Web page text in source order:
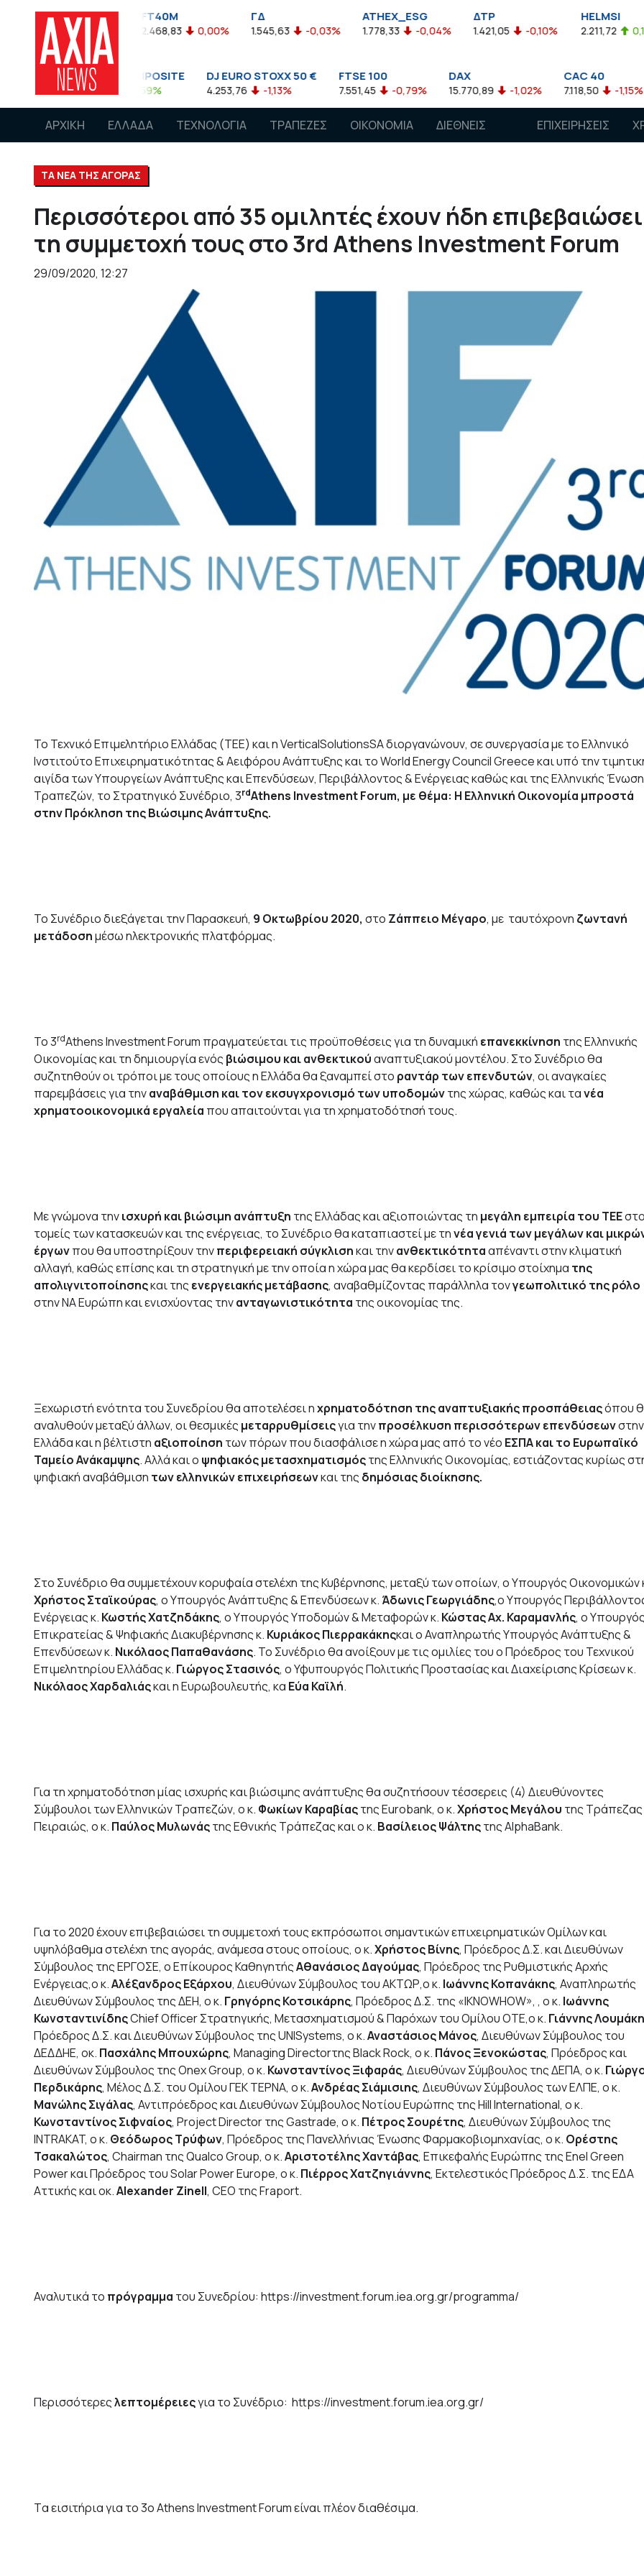
-0,10%
FT40M
2.468,83 0,00% 1.545,63 -0,03%
ATHEX_ESG
1.778,33 -0,04%
ΔΤΡ
1.421,05 -0,10% 2.211,72 0,13%
NASDAQ COMPOSITE
14.893,75 0,59%
DJ EURO STOXX 50 €
4.253,76 -1,13%
FTSE 100
7.551,45 -0,79% 15.770,89 -1,02% 7.118,50 -1,15%
ΑΡΧΙΚΗ ΕΛΛΑΔΑ ΤΕΧΝΟΛΟΓΙΑ ΤΡΑΠΕΖΕΣ ΟΙΚΟΝΟΜΙΑ
ΔΙΕΘΝΕΙΣ
ΕΠΙΧΕΙΡΗΣΕΙΣ
ΤΑ ΝΕΑ ΤΗΣ ΑΓΟΡΑΣ
Περισσότεροι από 35 ομιλητές έχουν ήδη επιβεβαιώσει
τη συμμετοχή τους στο 3rd Athens Investment Forum
29/09/2020, 12:27
Το Τεχνικό Επιμελητήριο Ελλάδας (ΤΕΕ) και η VerticalSolutionsSA διοργανώνουν, σε συνεργασία με το Ελληνικό
Ινστιτούτο Επιχειρηματικότητας & Αειφόρου Ανάπτυξης και το World Energy Council Greece και υπό την
αιγίδα των Υπουργείων Ανάπτυξης και Επενδύσεων, Περιβάλλοντος & Ενέργειας καθώς και της Ελληνικής
Τραπεζών, το Στρατηγικό Συνέδριο, 3rdAthens Investment Forum, με θέμα: Η Ελληνική Οικονομία μπροστά
στην Πρόκληση της Βιώσιμης Ανάπτυξης.
Το Συνέδριο διεξάγεται την Παρασκευή, 9 Οκτωβρίου 2020, στο Ζάππειο Μέγαρο, με ταυτόχρονη ζωντανή
μετάδοσημέσω ηλεκτρονικής πλατφόρμας.
Το 3rdAthens Investment Forum πραγματεύεται τις προϋποθέσεις για τη δυναμική επανεκκίνηση της Ελληνικής
Οικονομίας και τη δημιουργία ενός βιώσιμου και ανθεκτικούαναπτυξιακού μοντέλου. Στο Συνέδριο θα
συζητηθούν οι τρόποι με τους οποίους η Ελλάδα θα ξαναμπεί στο ραντάρ των επενδυτών, οι αναγκαίες
παρεμβάσεις για τηναναβάθμιση και τον εκσυγχρονισμό των υποδομώντης χώρας, καθώς και τανέα
χρηματοοικονομικά εργαλεία που απαιτούνται για τη χρηματοδότησή τους.
Με γνώμονα τηνισχυρή και βιώσιμη ανάπτυξη της Ελλάδας και αξιοποιώντας τη μεγάλη εμπειρία του ΤΕΕ
τομείς των κατασκευών και της ενέργειας, το Συνέδριο θα καταπιαστεί με τηνέα γενιά των μεγάλων και
έργωνπου θα υποστηρίξουν τηνπεριφερειακή σύγκλισηκαι τηνανθεκτικότητααπέναντι στην κλιματική
αλλαγή, καθώς επίσης και τη στρατηγική με την οποία η χώρα μας θα κερδίσει το κρίσιμο στοίχημα της
απολιγνιτοποίησηςκαι της ενεργειακής μετάβασης, αναβαθμίζοντας παράλληλα τονγεωπολιτικό της ρόλο
στην ΝΑ Ευρώπη και ενισχύοντας τηνανταγωνιστικότητα της οικονομίας της.
Ξεχωριστή ενότητα του Συνεδρίου θα αποτελέσει ηχρηματοδότηση της αναπτυξιακής προσπάθειαςόπου
αναλυθούν μεταξύ άλλων, οι θεσμικές μεταρρυθμίσειςγια τηνπροσέλκυση περισσότερων επενδύσεωνστην
Ελλάδα και η βέλτιστη αξιοποίηση των πόρων που διασφάλισε η χώρα μας από το νέο ΕΣΠΑ και το Ευρωπαϊκό
Ταμείο Ανάκαμψης. Αλλά και ο ψηφιακός μετασχηματισμόςτης Ελληνικής Οικονομίας, εστιάζοντας κυρίως
ψηφιακή αναβάθμιση των ελληνικών επιχειρήσεωνκαι της δημόσιας διοίκησης.
Στο Συνέδριο θα συμμετέχουν κορυφαία στελέχη της Κυβέρνησης, μεταξύ των οποίων, ο Υπουργός Οικονομικών
Χρήστος Σταϊκούρας, ο Υπουργός Ανάπτυξης & Επενδύσεων κ. Άδωνις Γεωργιάδης,ο Υπουργός
Ενέργειας κ. Κωστής Χατζηδάκης, ο Υπουργός Υποδομών & Μεταφορών κ. Κώστας Αχ. Καραμανλής, ο Υπουργός
Επικρατείας & Ψηφιακής Διακυβέρνησης κ. Κυριάκος Πιερρακάκηςκαι ο Αναπληρωτής Υπουργός Ανάπτυξης &
Επενδύσεων κ. Νικόλαος Παπαθανάσης. Το Συνέδριο θα ανοίξουν με τις ομιλίες του ο Πρόεδρος του Τεχνικού
Επιμελητηρίου Ελλάδας κ. Γιώργος Στασινός, ο Υφυπουργός Πολιτικής Προστασίας και Διαχείρισης Κρίσεων κ.
Νικόλαος Χαρδαλιάςκαι η Ευρωβουλευτής, κα Εύα Καϊλή.
Για τη χρηματοδότηση μίας ισχυρής και βιώσιμης ανάπτυξης θα συζητήσουν τέσσερεις (4) Διευθύνοντες
Σύμβουλοι των Ελληνικών Τραπεζών, ο κ. Φωκίων Καραβίαςτης Eurobank, ο κ.Χρήστος Μεγάλου της Τράπεζας
Πειραιώς, ο κ. Παύλος Μυλωνάςτης Εθνικής Τράπεζας και ο κ. Βασίλειος Ψάλτηςτης AlphaBank.
Για το 2020 έχουν επιβεβαιώσει τη συμμετοχή τους εκπρόσωποι σημαντικών επιχειρηματικών Ομίλων και
υψηλόβαθμα στελέχη της αγοράς, ανάμεσα στους οποίους, ο κ.Χρήστος Βίνης, Πρόεδρος Δ.Σ. και Διευθύνων
Σύμβουλος της ΕΡΓΟΣΕ, ο Επίκουρος ΚαθηγητήςΑθανάσιος Δαγούμας, Πρόεδρος της Ρυθμιστικής Αρχής
Ενέργειας,ο κ.Αλέξανδρος Εξάρχου, Διευθύνων Σύμβουλος του ΑΚΤΩΡ,ο κ. Ιωάννης Κοπανάκης, Αναπληρωτής
Διευθύνων Σύμβουλος της ΔΕΗ, ο κ. Γρηγόρης Κοτσικάρης, Πρόεδρος Δ.Σ. της «IKNOWHOW», , ο κ. Ιωάννης
ΚωνσταντινίδηςChief Officer Στρατηγικής, Μετασχηματισμού & Παρόχων του Ομίλου ΟΤΕ,ο κ. Γιάννης
Πρόεδρος Δ.Σ. και Διευθύνων Σύμβουλος της UNISystems, ο κ.Αναστάσιος Μάνος, Διευθύνων Σύμβουλος του
ΔΕΔΔΗΕ, oκ. Πασχάλης Μπουχώρης, Managing Directorτης Black Rock, ο κ. Πάνος Ξενοκώστας, Πρόεδρος και
Διευθύνων Σύμβουλος της Onex Group, ο κ. Κωνσταντίνος Ξιφαράς, Διευθύνων Σύμβουλος της ΔΕΠΑ, ο κ.
Περδικάρης, Μέλος Δ.Σ. του Ομίλου ΓΕΚ ΤΕΡΝΑ, ο κ.Ανδρέας Σιάμισιης, Διευθύνων Σύμβουλος των ΕΛΠΕ, ο κ.
Μανώλης Σιγάλας, Αντιπρόεδρος και Διευθύνων Σύμβουλος Νοτίου Ευρώπης της Hill International, ο κ.
Κωνσταντίνος Σιφναίος, Project Director της Gastrade, ο κ. Πέτρος Σουρέτης, Διευθύνων Σύμβουλος της
INTRAKAT, ο κ. Θεόδωρος Τρύφων, Πρόεδρος της Πανελλήνιας Ένωσης Φαρμακοβιομηχανίας, ο κ. Ορέστης
Τσακαλώτος, Chairman της Qualco Group, ο κ.Αριστοτέλης Χαντάβας, Επικεφαλής Ευρώπης της Enel Green
Power και Πρόεδρος του Solar Power Europe, ο κ. Πιέρρος Χατζηγιάννης, Εκτελεστικός Πρόεδρος Δ.Σ. της ΕΔΑ
Αττικής και οκ.Alexander Zinell, CEO της Fraport.
Αναλυτικά το πρόγραμμα του Συνεδρίου: https://investment.forum.iea.org.gr/programma/
Περισσότερεςλεπτομέρειεςγια το Συνέδριο: https://investment.forum.iea.org.gr/
Tα εισιτήρια για το 3ο Athens Investment Forum είναι πλέον διαθέσιμα.